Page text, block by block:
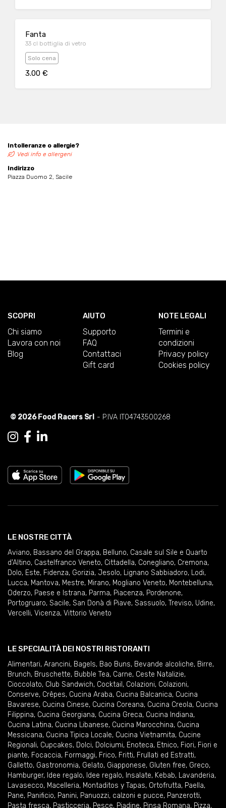
Fanta
33 cl bottiglia di vetro
Solo cena
3.00 €
Intolleranze o allergie?
Vedi info e allergeni
Indirizzo
Piazza Duomo 2, Sacile
SCOPRI
Chi siamo
Lavora con noi
Blog
AIUTO
Supporto
FAQ
Contattaci
Gift card
NOTE LEGALI
Termini e
condizioni
Privacy policy
Cookies policy
© 2026 Food Racers Srl - P.IVA IT04743500268
LE NOSTRE CITTÀ
Aviano, Bassano del Grappa, Belluno, Casale sul Sile e Quarto
d'Altino, Castelfranco Veneto, Cittadella, Conegliano, Cremona,
Dolo, Este, Fidenza, Gorizia, Jesolo, Lignano Sabbiadoro, Lodi,
Lucca, Mantova, Mestre, Mirano, Mogliano Veneto, Montebelluna,
Oderzo, Paese e Istrana, Parma, Piacenza, Pordenone,
Portogruaro, Sacile, San Donà di Piave, Sassuolo, Treviso, Udine,
Vercelli, Vicenza, Vittorio Veneto
LE SPECIALITÀ DEI NOSTRI RISTORANTI
Alimentari, Arancini, Bagels, Bao Buns, Bevande alcoliche, Birre,
Brunch, Bruschette, Bubble Tea, Carne, Ceste Natalizie,
Cioccolato, Club Sandwich, Cocktail , Colazioni, Colazioni,
Conserve, Crêpes, Cucina Araba, Cucina Balcanica, Cucina
Bavarese, Cucina Cinese, Cucina Coreana, Cucina Creola, Cucina
Filippina, Cucina Georgiana, Cucina Greca, Cucina Indiana,
Cucina Latina, Cucina Libanese, Cucina Marocchina, Cucina
Messicana, Cucina Tipica Locale, Cucina Vietnamita, Cucine
Regionali, Cupcakes, Dolci, Dolciumi, Enoteca, Etnico, Fiori, Fiori e
piante, Focaccia, Formaggi, Frico, Fritti, Frullati ed Estratti,
Galletto, Gastronomia, Gelato, Giapponese, Gluten free, Greco,
Hamburger, Idee regalo, Idee regalo, Insalate, Kebab, Lavanderia,
Lavasecco, Macelleria, Montaditos y Tapas, Ortofrutta, Paella,
Pane, Panificio, Panini, Panuozzi, calzoni e pucce, Panzerotti,
Pasta fresca, Pasticceria, Pesce, Piadine, Pinsa Romana, Pizza,